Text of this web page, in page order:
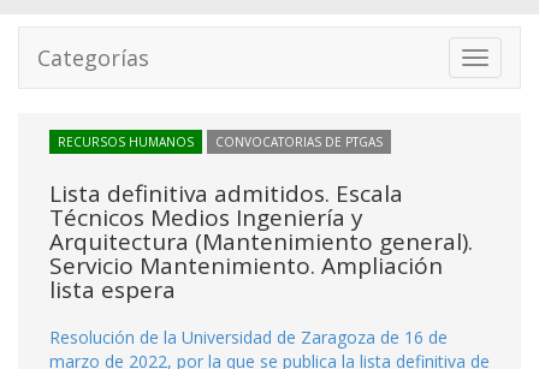
Toggle
Categorías
RECURSOS HUMANOS CONVOCATORIAS DE PTGAS
Lista definitiva admitidos. Escala
Técnicos Medios Ingeniería y
Arquitectura (Mantenimiento general).
Servicio Mantenimiento. Ampliación
lista espera
Resolución de la Universidad de Zaragoza de 16 de
marzo de 2022, por la que se publica la lista definitiva de